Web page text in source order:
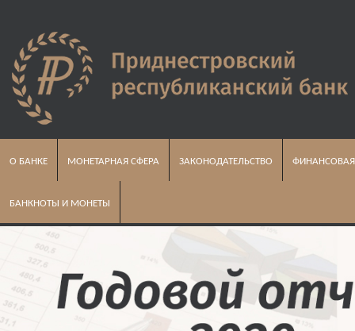
О БАНКЕ МОНЕТАРНАЯ СФЕРА ЗАКОНОДАТЕЛЬСТВО
БАНКНОТЫ И МОНЕТЫ